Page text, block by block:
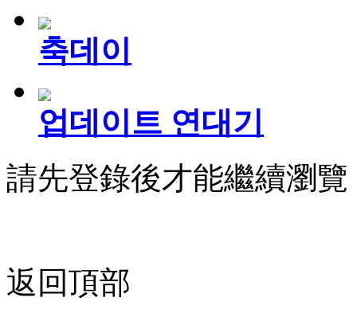
축데이
업데이트 연대기
請先登錄後才能繼續瀏覽
返回頂部